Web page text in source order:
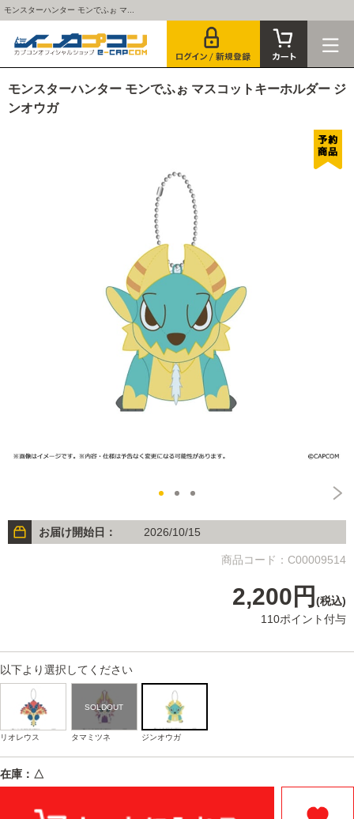
モンスターハンター モンでふぉ マ...
モンスターハンター モンでふぉ マスコットキーホルダー ジ
ンオウガ
お届け開始日： 2026/10/15
商品コード：C00009514
2,200円 (税込)
110ポイント付与
以下より選択してください
リオレウス タマミツネ ジンオウガ
在庫：△